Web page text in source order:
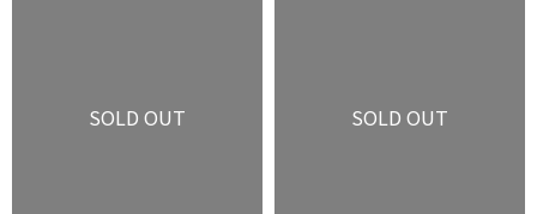
SOLD OUT SOLD OUT